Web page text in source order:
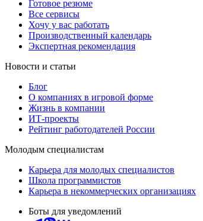
Готовое резюме
Все сервисы
Хочу у вас работать
Производственный календарь
Экспертная рекомендация
Новости и статьи
Блог
О компаниях в игровой форме
Жизнь в компании
ИТ-проекты
Рейтинг работодателей России
Молодым специалистам
Карьера для молодых специалистов
Школа программистов
Карьера в некоммерческих организациях
Боты для уведомлений